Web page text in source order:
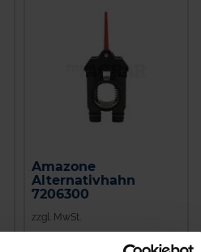
Amazone
Alternativhahn
7206300
zzgl. MwSt.